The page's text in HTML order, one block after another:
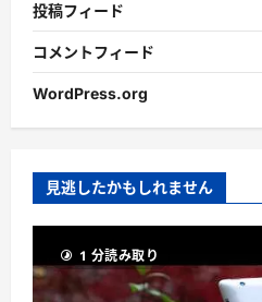
投稿フィード
コメントフィード
WordPress.org
見逃したかもしれません
1 分読み取り